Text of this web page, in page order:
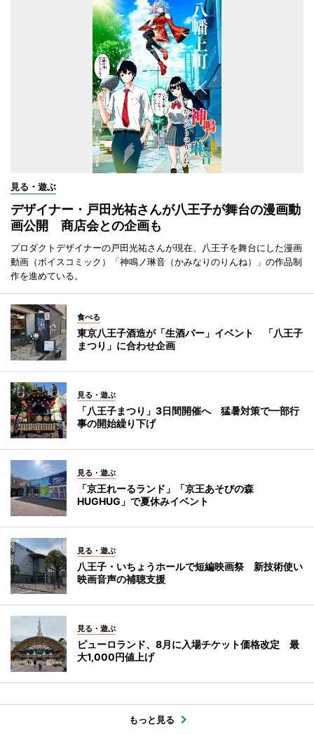
見る・遊ぶ
デザイナー・戸田光祐さんが八王子が舞台の漫画動
画公開 商店会との企画も
プロダクトデザイナーの戸田光祐さんが現在、八王子を舞台にした漫画
動画（ボイスコミック）「神鳴ノ琳音（かみなりのりんね）」の作品制
作を進めている。
食べる
東京八王子酒造が「生酒バー」イベント 「八王子
まつり」に合わせ企画
見る・遊ぶ
「八王子まつり」3日間開催へ 猛暑対策で一部行
事の開始繰り下げ
見る・遊ぶ
「京王れーるランド」「京王あそびの森
HUGHUG」で夏休みイベント
見る・遊ぶ
八王子・いちょうホールで短編映画祭 新技術使い
映画音声の補聴支援
見る・遊ぶ
ピューロランド、8月に入場チケット価格改定 最
大1,000円値上げ
もっと見る